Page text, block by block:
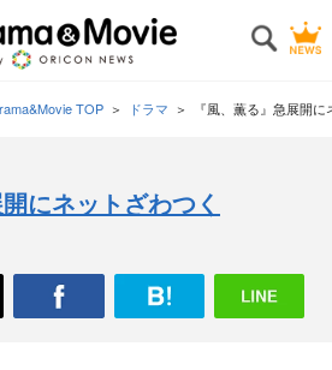
TOP ドラマ 『風、薫る』急展開
にネットざわつく